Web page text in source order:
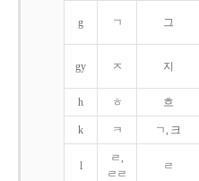
g ㄱ 그
gy ㅈ 지
h ㅎ 흐
k ㅋ ㄱ, 크
l
ㄹ,
ㄹㄹ
ㄹ